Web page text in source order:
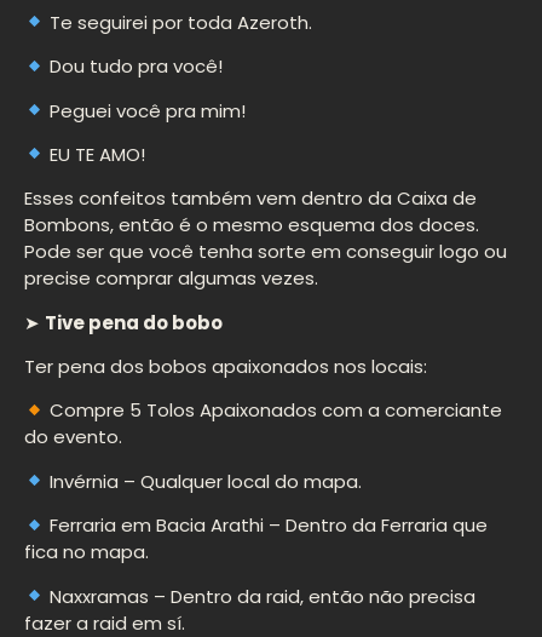
Te seguirei por toda Azeroth.
Dou tudo pra você!
Peguei você pra mim!
EU TE AMO!
Esses confeitos também vem dentro da Caixa de
Bombons, então é o mesmo esquema dos doces.
Pode ser que você tenha sorte em conseguir logo ou
precise comprar algumas vezes.
➤ Tive pena do bobo
Ter pena dos bobos apaixonados nos locais:
Compre 5 Tolos Apaixonados com a comerciante
do evento.
Invérnia – Qualquer local do mapa.
Ferraria em Bacia Arathi – Dentro da Ferraria que
fica no mapa.
Naxxramas – Dentro da raid, então não precisa
fazer a raid em sí.